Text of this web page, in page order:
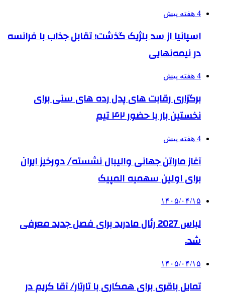
4 هفته پیش
اسپانیا از سد بلژیک گذشت؛ تقابل جذاب با فرانسه
در نیمه‌نهایی
4 هفته پیش
برگزاری رقابت های پدل رده های سنی برای
نخستین بار با حضور ۴۲ تیم
4 هفته پیش
آغاز ماراتن جهانی والیبال نشسته/ دورخیز ایران
برای اولین سهمیه المپیک
۱۴۰۵/۰۴/۱۵
لباس 2027 رئال مادرید برای فصل جدید معرفی
شد.
۱۴۰۵/۰۴/۱۵
تمایل باقری برای همکاری با تارتار/ آقا کریم در